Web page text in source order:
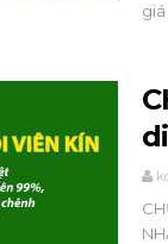
giá